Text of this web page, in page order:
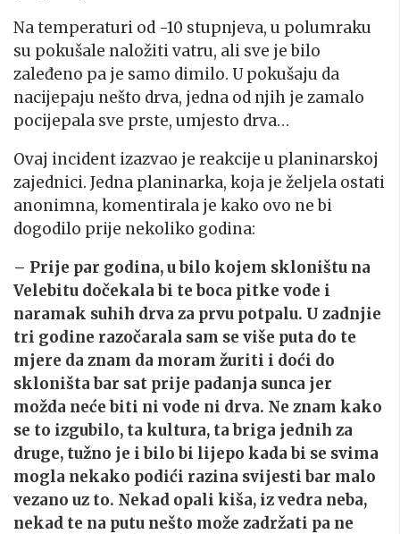
Na temperaturi od -10 stupnjeva, u polumraku
su pokušale naložiti vatru, ali sve je bilo
zaleđeno pa je samo dimilo. U pokušaju da
nacijepaju nešto drva, jedna od njih je zamalo
pocijepala sve prste, umjesto drva…
Ovaj incident izazvao je reakcije u planinarskoj
zajednici. Jedna planinarka, koja je željela ostati
anonimna, komentirala je kako ovo ne bi
dogodilo prije nekoliko godina:
– Prije par godina, u bilo kojem skloništu na
Velebitu dočekala bi te boca pitke vode i
naramak suhih drva za prvu potpalu. U zadnjie
tri godine razočarala sam se više puta do te
mjere da znam da moram žuriti i doći do
skloništa bar sat prije padanja sunca jer
možda neće biti ni vode ni drva. Ne znam kako
se to izgubilo, ta kultura, ta briga jednih za
druge, tužno je i bilo bi lijepo kada bi se svima
mogla nekako podići razina svijesti bar malo
vezano uz to. Nekad opali kiša, iz vedra neba,
nekad te na putu nešto može zadržati pa ne